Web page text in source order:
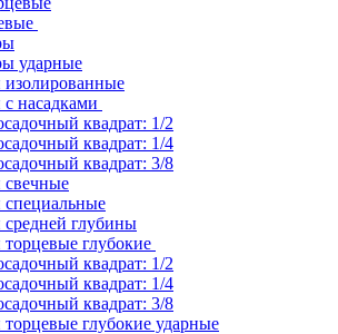
ударные
изолированные
насадками
квадрат: 1/2
квадрат: 1/4
квадрат: 3/8
свечные
специальные
средней глубины
торцевые глубокие
квадрат: 1/2
квадрат: 1/4
квадрат: 3/8
торцевые глубокие ударные